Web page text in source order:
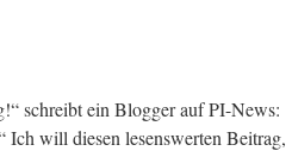
schreibt ein Blogger auf PI-News:
Ich will diesen lesenswerten Beitrag,